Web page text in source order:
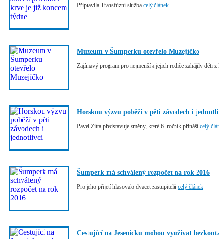
Připravila Transfúzní služba celý článek
Muzeum v Šumperku otevřelo Muzejíčko
Zajímavý program pro nejmenší a jejich rodiče zahájily děti
Horskou výzvu poběží v pěti závodech i
Pavel Zitta představuje změny, které 6. ročník přináší celý
Šumperk má schválený rozpočet na rok 2016
Pro jeho přijetí hlasovalo dvacet zastupitelů celý článek
Cestující na Jesenicku mohou využívat